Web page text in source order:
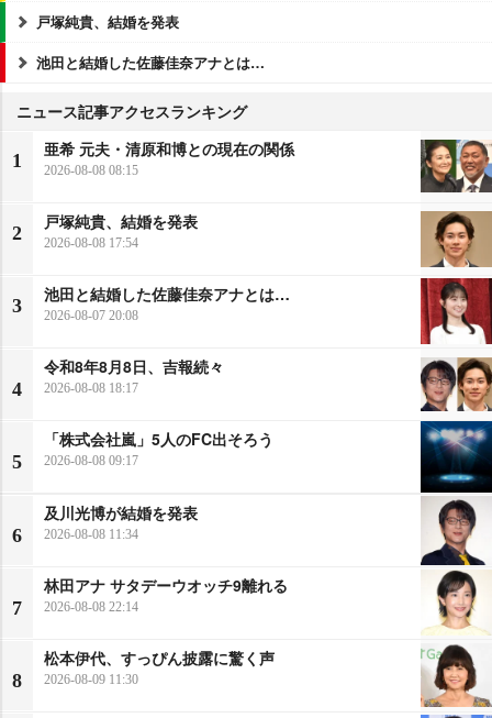
戸塚純貴、結婚を発表
池田と結婚した佐藤佳奈アナとは…
ニュース記事アクセスランキング
1
亜希 元夫・清原和博との現在の関係
2026-08-08 08:15
2
戸塚純貴、結婚を発表
2026-08-08 17:54
3
池田と結婚した佐藤佳奈アナとは…
2026-08-07 20:08
4
令和8年8月8日、吉報続々
2026-08-08 18:17
5
「株式会社嵐」5人のFC出そろう
2026-08-08 09:17
6
及川光博が結婚を発表
2026-08-08 11:34
7
林田アナ サタデーウオッチ9離れる
2026-08-08 22:14
8
松本伊代、すっぴん披露に驚く声
2026-08-09 11:30